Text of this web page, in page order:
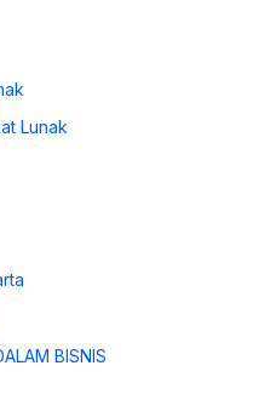
Lunak
BISNIS